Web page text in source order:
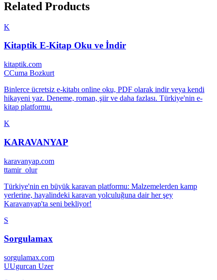
Related Products
K
Kitaptik E-Kitap Oku ve İndir
kitaptik.com
CCuma Bozkurt
Binlerce ücretsiz e-kitabı online oku, PDF olarak indir veya kendi
hikayeni yaz. Deneme, roman, şiir ve daha fazlası. Türkiye'nin e-
kitap platformu.
K
KARAVANYAP
karavanyap.com
ttamir_olur
Türkiye'nin en büyük karavan platformu: Malzemelerden kamp
yerlerine, hayalindeki karavan yolculuğuna dair her şey
Karavanyap'ta seni bekliyor!
S
Sorgulamax
sorgulamax.com
UUgurcan Uzer